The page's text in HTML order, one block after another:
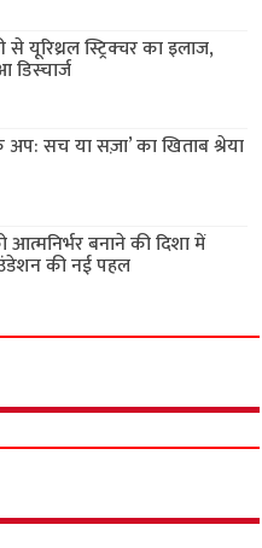
यूरिथ्रल स्ट्रिक्चर का इलाज,
सच या सज़ा’ का खिताब श्रेया
आत्मनिर्भर बनाने की दिशा में
की नई पहल